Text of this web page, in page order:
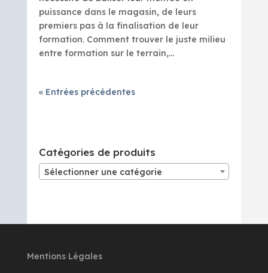
puissance dans le magasin, de leurs
premiers pas à la finalisation de leur
formation. Comment trouver le juste milieu
entre formation sur le terrain,...
« Entrées précédentes
Catégories de produits
Sélectionner une catégorie
Mentions Légales